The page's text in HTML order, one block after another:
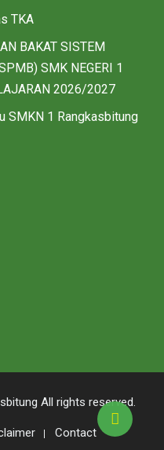
TKA
BAKAT SISTEM
SMK NEGERI 1
2026/2027
SMKN 1 Rangkasbitung
All rights reserved.
Contact